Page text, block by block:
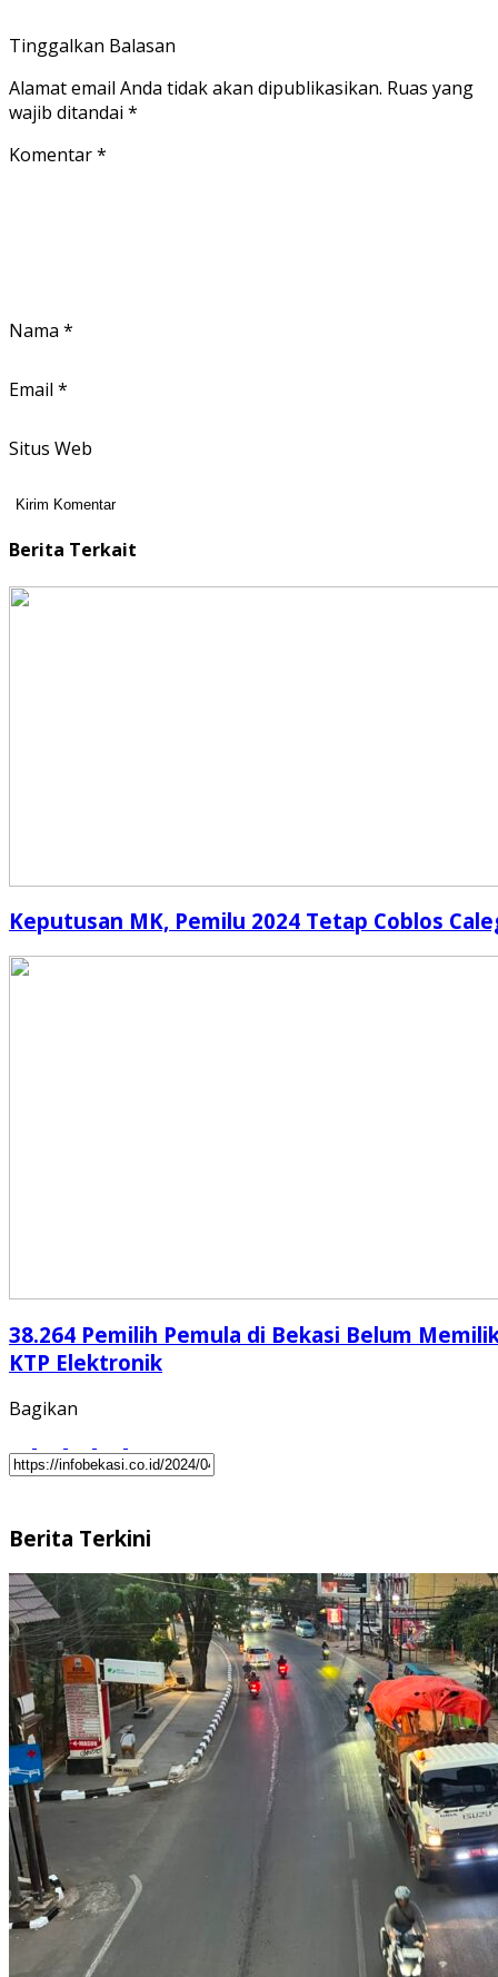
Tinggalkan Balasan
Alamat email Anda tidak akan dipublikasikan. Ruas yang
wajib ditandai *
Komentar*
Nama *
Email *
Situs Web
Berita Terkait
Keputusan MK, Pemilu 2024 Tetap Coblos
38.264 Pemilih Pemula di Bekasi Belum
KTP Elektronik
Bagikan
Berita Terkini